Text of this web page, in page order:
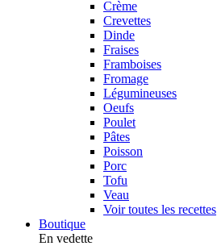
Crème
Crevettes
Dinde
Fraises
Framboises
Fromage
Légumineuses
Oeufs
Poulet
Pâtes
Poisson
Porc
Tofu
Veau
Voir toutes les recettes
Boutique
En vedette